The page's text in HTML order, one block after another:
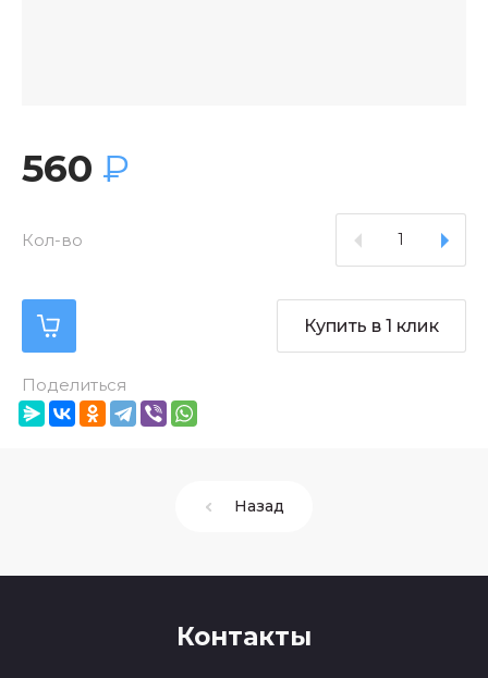
560 ₽
Кол-во
Купить в 1 клик
Поделиться
Назад
Контакты